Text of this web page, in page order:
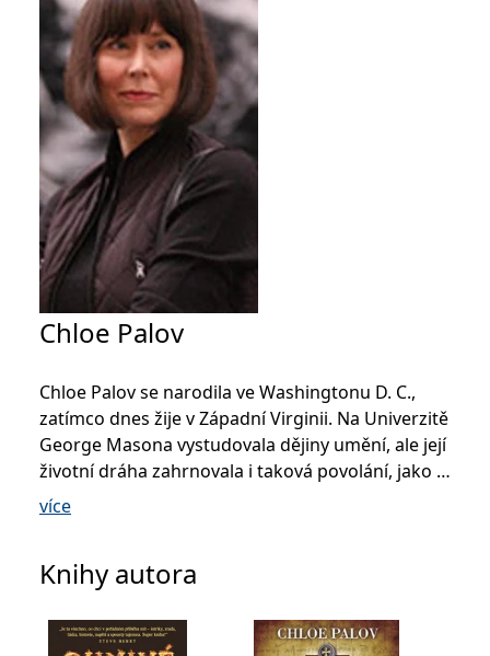
Chloe Palov
Chloe Palov se narodila ve Washingtonu D. C.,
zatímco dnes žije v Západní Virginii. Na Univerzitě
George Masona vystudovala dějiny umění, ale její
životní dráha zahrnovala i taková povolání, jako je
průvodkyně v muzeu nebo vedoucí knihkupectví.
v korejském Soulu. Protože ze všeho nejvíc ji však
nepřekvapí, že se posléze dala na psaní tolik
více
Knihy autora